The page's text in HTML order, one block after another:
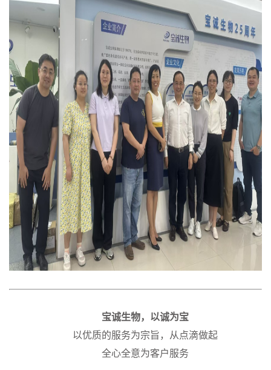
宝诚生物，以诚为宝
以优质的服务为宗旨，从点滴做起
全心全意为客户服务